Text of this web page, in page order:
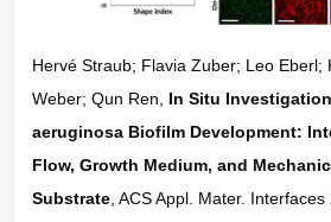
Hervé Straub; Flavia Zuber; Leo Eberl;
Weber; Qun Ren, In Situ
aeruginosa Biofilm Development:
Flow, Growth Medium, and
Substrate, ACS Appl. Mater.